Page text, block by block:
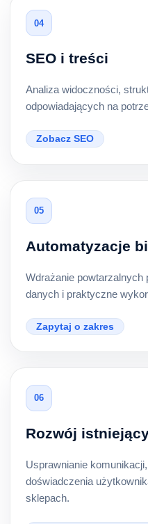
04
SEO i treści
Analiza widoczności,
odpowiadających na
Zobacz SEO
05
Automatyzacje
Wdrażanie powtarzalnych
danych i praktyczne
Zapytaj o zakres
06
Rozwój
Usprawnianie
doświadczenia
sklepach.